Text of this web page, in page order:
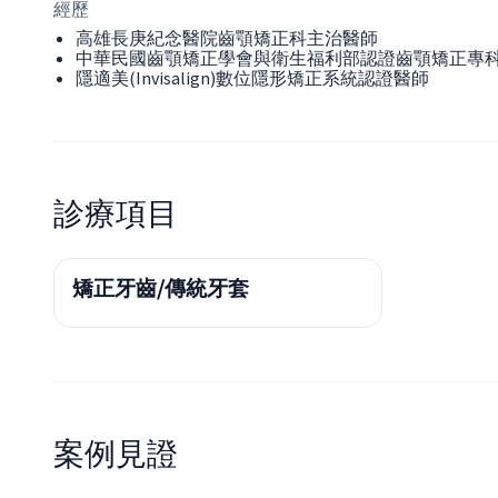
經歷
高雄長庚紀念醫院齒顎矯正科主治醫師
中華民國齒顎矯正學會與衛生福利部認證齒顎矯正專
隱適美(Invisalign)數位隱形矯正系統認證醫師
診療項目
矯正牙齒/傳統牙套
案例見證